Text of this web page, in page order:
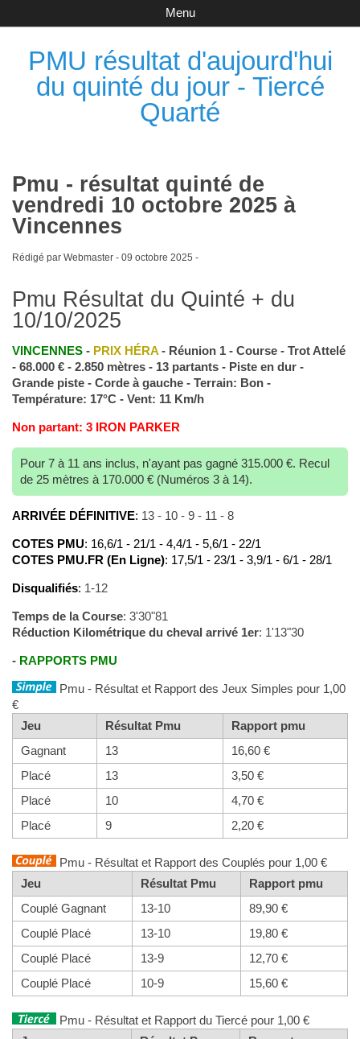
PMU résultat d'aujourd'hui
du quinté du jour - Tiercé
Quarté
Menu
Pmu - résultat quinté de
vendredi 10 octobre 2025 à
Vincennes
Rédigé par Webmaster - 09 octobre 2025 -
Pmu Résultat du Quinté + du
10/10/2025
VINCENNES- PRIX HÉRA- Réunion 1 - Course - Trot Attelé
- 68.000 € - 2.850 mètres - 13 partants - Piste en dur -
Grande piste - Corde à gauche - Terrain: Bon -
Température: 17°C - Vent: 11 Km/h
Non partant: 3 IRON PARKER
Pour 7 à 11 ans inclus, n'ayant pas gagné 315.000 €. Recul
de 25 mètres à 170.000 € (Numéros 3 à 14).
ARRIVÉE DÉFINITIVE: 13 - 10 - 9 - 11 - 8
COTES PMU: 16,6/1 - 21/1 - 4,4/1 - 5,6/1 - 22/1
COTES PMU.FR (En Ligne): 17,5/1 - 23/1 - 3,9/1 - 6/1 - 28/1
Disqualifiés: 1-12
Temps de la Course: 3'30"81
Réduction Kilométrique du cheval arrivé 1er: 1'13"30
- RAPPORTS PMU
Pmu - Résultat et Rapport des Jeux Simples pour 1,00
€
Jeu
Résultat Pmu
Rapport pmu
Gagnant
13
16,60 €
Placé
13
3,50 €
Placé
10
4,70 €
Placé
9 2,20 €
Pmu - Résultat et Rapport des Couplés pour 1,00 €
Jeu
Résultat Pmu
Rapport pmu
Couplé Gagnant
13-10
89,90 €
Couplé Placé
13-10
19,80 €
Couplé Placé
13-9
12,70 €
Couplé Placé
10-9 15,60 €
Pmu - Résultat et Rapport du Tiercé pour 1,00 €